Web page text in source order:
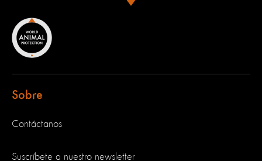
Sobre
Contáctanos
Suscríbete a nuestro newsletter